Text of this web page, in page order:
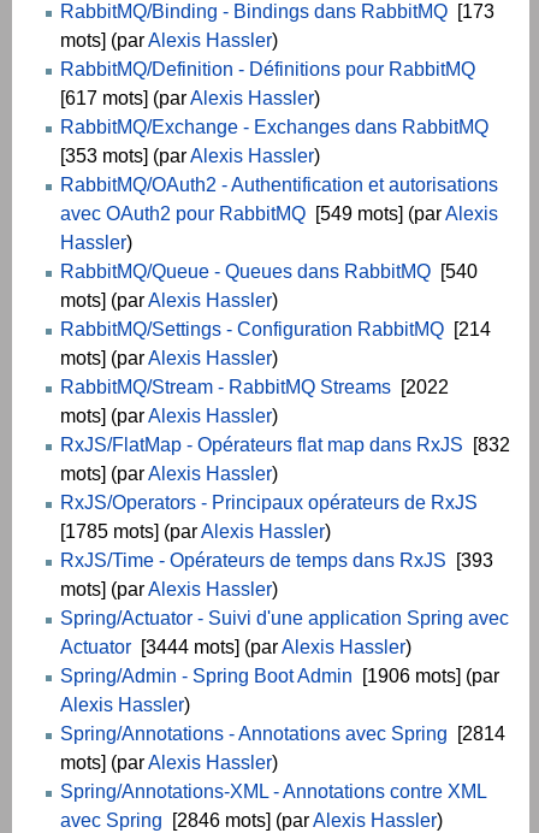
RabbitMQ/Binding - Bindings dans RabbitMQ [173
mots] (parAlexis Hassler)
RabbitMQ/Definition - Définitions pour RabbitMQ
[617 mots] (parAlexis Hassler)
RabbitMQ/Exchange - Exchanges dans RabbitMQ
[353 mots] (parAlexis Hassler)
RabbitMQ/OAuth2 - Authentification et autorisations
avec OAuth2 pour RabbitMQ [549 mots] (parAlexis
Hassler)
RabbitMQ/Queue - Queues dans RabbitMQ [540
mots] (parAlexis Hassler)
RabbitMQ/Settings - Configuration RabbitMQ [214
mots] (parAlexis Hassler)
RabbitMQ/Stream - RabbitMQ Streams [2022
mots] (parAlexis Hassler)
RxJS/FlatMap - Opérateurs flat map dans RxJS [832
mots] (parAlexis Hassler)
RxJS/Operators - Principaux opérateurs de RxJS
[1785 mots] (parAlexis Hassler)
RxJS/Time - Opérateurs de temps dans RxJS [393
mots] (parAlexis Hassler)
Spring/Actuator - Suivi d'une application Spring avec
Actuator [3444 mots] (parAlexis Hassler)
Spring/Admin - Spring Boot Admin [1906 mots] (par
Alexis Hassler)
Spring/Annotations - Annotations avec Spring [2814
mots] (parAlexis Hassler)
Spring/Annotations-XML - Annotations contre XML
avec Spring [2846 mots] (parAlexis Hassler)